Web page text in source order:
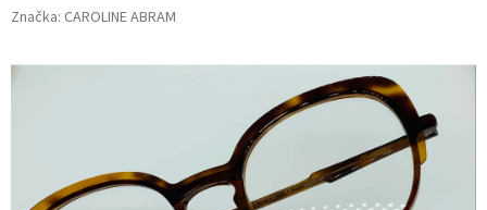
Značka: CAROLINE ABRAM